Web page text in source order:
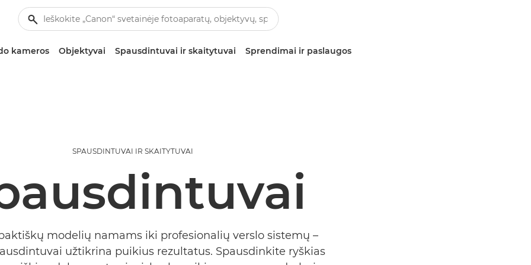
kameros Objektyvai Spausdintuvai ir skaitytuvai Sprendimai ir paslaugos
SPAUSDINTUVAI IR SKAITYTUVAI
modelių namams iki profesionalių verslo sistemų –
užtikrina puikius rezultatus. Spausdinkite ryškias